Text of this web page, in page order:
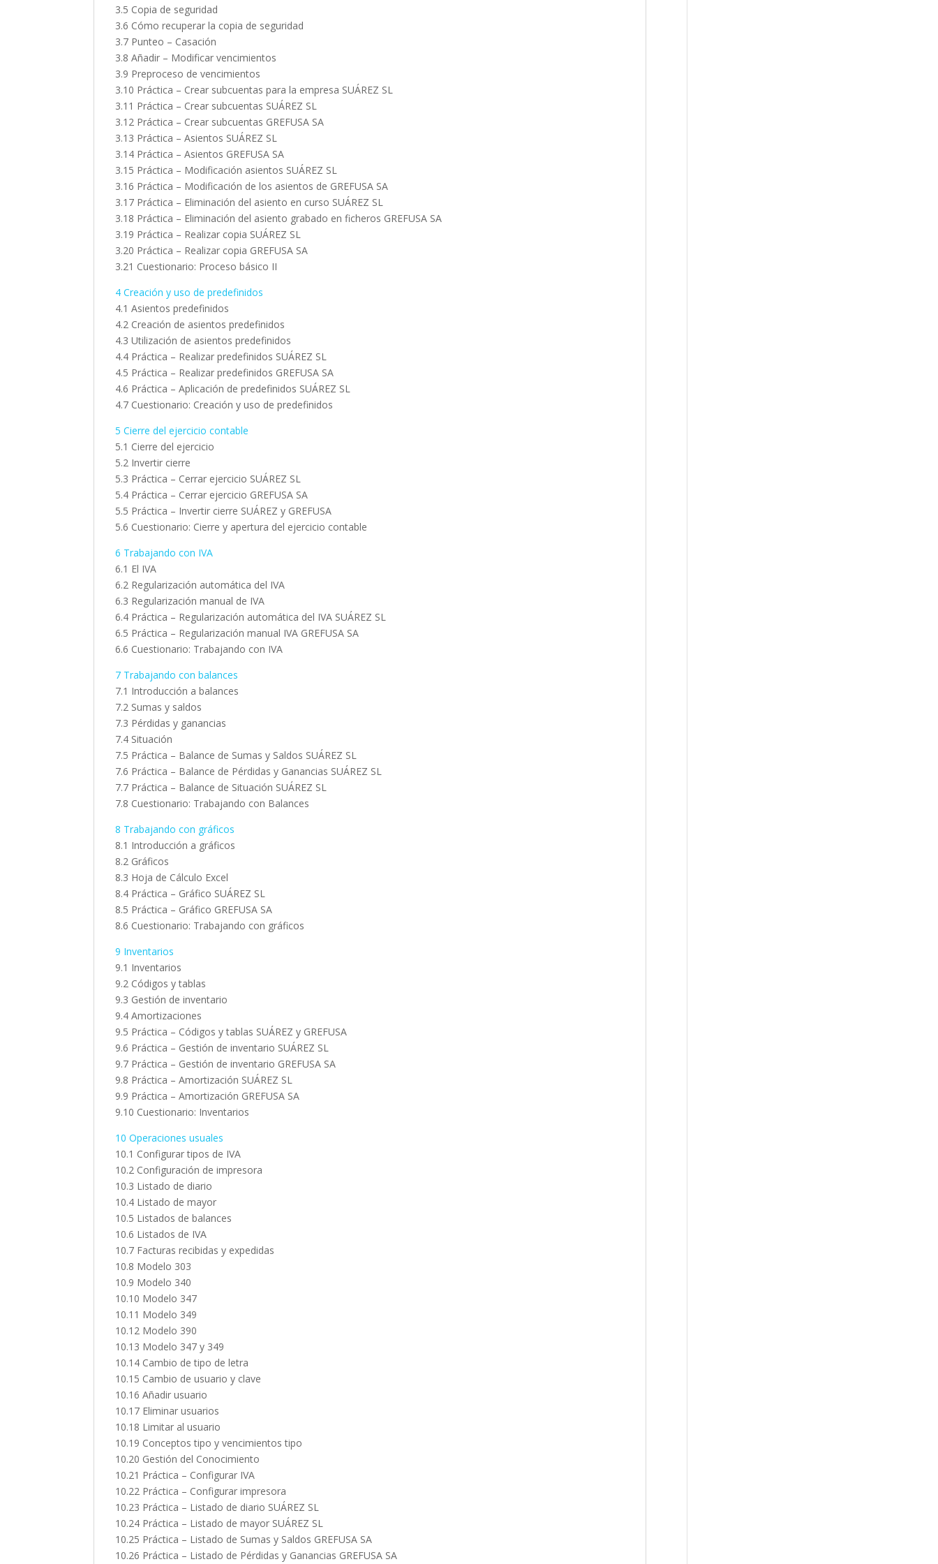
3.5 Copia de seguridad
3.6 Cómo recuperar la copia de seguridad
3.7 Punteo – Casación
3.8 Añadir – Modificar vencimientos
3.9 Preproceso de vencimientos
3.10 Práctica – Crear subcuentas para la empresa SUÁREZ SL
3.11 Práctica – Crear subcuentas SUÁREZ SL
3.12 Práctica – Crear subcuentas GREFUSA SA
3.13 Práctica – Asientos SUÁREZ SL
3.14 Práctica – Asientos GREFUSA SA
3.15 Práctica – Modificación asientos SUÁREZ SL
3.16 Práctica – Modificación de los asientos de GREFUSA SA
3.17 Práctica – Eliminación del asiento en curso SUÁREZ SL
3.18 Práctica – Eliminación del asiento grabado en ficheros GREFUSA SA
3.19 Práctica – Realizar copia SUÁREZ SL
3.20 Práctica – Realizar copia GREFUSA SA
3.21 Cuestionario: Proceso básico II
4 Creación y uso de predefinidos
4.1 Asientos predefinidos
4.2 Creación de asientos predefinidos
4.3 Utilización de asientos predefinidos
4.4 Práctica – Realizar predefinidos SUÁREZ SL
4.5 Práctica – Realizar predefinidos GREFUSA SA
4.6 Práctica – Aplicación de predefinidos SUÁREZ SL
4.7 Cuestionario: Creación y uso de predefinidos
5 Cierre del ejercicio contable
5.1 Cierre del ejercicio
5.2 Invertir cierre
5.3 Práctica – Cerrar ejercicio SUÁREZ SL
5.4 Práctica – Cerrar ejercicio GREFUSA SA
5.5 Práctica – Invertir cierre SUÁREZ y GREFUSA
5.6 Cuestionario: Cierre y apertura del ejercicio contable
6 Trabajando con IVA
6.1 El IVA
6.2 Regularización automática del IVA
6.3 Regularización manual de IVA
6.4 Práctica – Regularización automática del IVA SUÁREZ SL
6.5 Práctica – Regularización manual IVA GREFUSA SA
6.6 Cuestionario: Trabajando con IVA
7 Trabajando con balances
7.1 Introducción a balances
7.2 Sumas y saldos
7.3 Pérdidas y ganancias
7.4 Situación
7.5 Práctica – Balance de Sumas y Saldos SUÁREZ SL
7.6 Práctica – Balance de Pérdidas y Ganancias SUÁREZ SL
7.7 Práctica – Balance de Situación SUÁREZ SL
7.8 Cuestionario: Trabajando con Balances
8 Trabajando con gráficos
8.1 Introducción a gráficos
8.2 Gráficos
8.3 Hoja de Cálculo Excel
8.4 Práctica – Gráfico SUÁREZ SL
8.5 Práctica – Gráfico GREFUSA SA
8.6 Cuestionario: Trabajando con gráficos
9 Inventarios
9.1 Inventarios
9.2 Códigos y tablas
9.3 Gestión de inventario
9.4 Amortizaciones
9.5 Práctica – Códigos y tablas SUÁREZ y GREFUSA
9.6 Práctica – Gestión de inventario SUÁREZ SL
9.7 Práctica – Gestión de inventario GREFUSA SA
9.8 Práctica – Amortización SUÁREZ SL
9.9 Práctica – Amortización GREFUSA SA
9.10 Cuestionario: Inventarios
10 Operaciones usuales
10.1 Configurar tipos de IVA
10.2 Configuración de impresora
10.3 Listado de diario
10.4 Listado de mayor
10.5 Listados de balances
10.6 Listados de IVA
10.7 Facturas recibidas y expedidas
10.8 Modelo 303
10.9 Modelo 340
10.10 Modelo 347
10.11 Modelo 349
10.12 Modelo 390
10.13 Modelo 347 y 349
10.14 Cambio de tipo de letra
10.15 Cambio de usuario y clave
10.16 Añadir usuario
10.17 Eliminar usuarios
10.18 Limitar al usuario
10.19 Conceptos tipo y vencimientos tipo
10.20 Gestión del Conocimiento
10.21 Práctica – Configurar IVA
10.22 Práctica – Configurar impresora
10.23 Práctica – Listado de diario SUÁREZ SL
10.24 Práctica – Listado de mayor SUÁREZ SL
10.25 Práctica – Listado de Sumas y Saldos GREFUSA SA
10.26 Práctica – Listado de Pérdidas y Ganancias GREFUSA SA